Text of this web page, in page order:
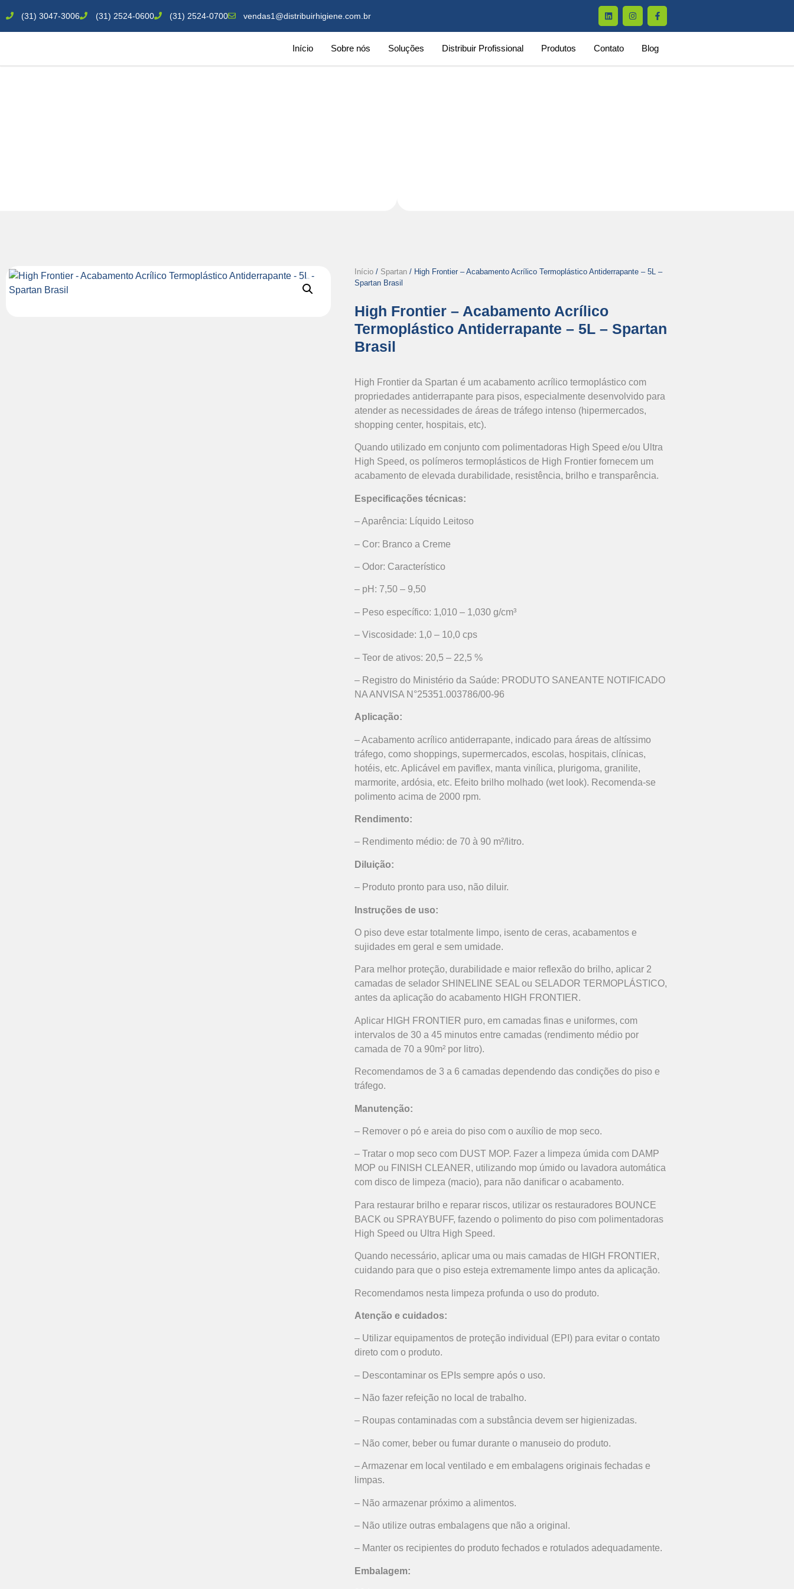
(31) 3047-3006 (31) 2524-0600 (31) 2524-0700 vendas1@distribuirhigiene.com.br
Início Sobre nós Soluções Distribuir Profissional Produtos Contato Blog
Início / Spartan / High Frontier – Acabamento Acrílico Termoplástico Antiderrapante – 5L –
Spartan Brasil
High Frontier – Acabamento Acrílico
Termoplástico Antiderrapante – 5L – Spartan
Brasil
High Frontier da Spartan é um acabamento acrílico termoplástico com
propriedades antiderrapante para pisos, especialmente desenvolvido para
atender as necessidades de áreas de tráfego intenso (hipermercados,
shopping center, hospitais, etc).
Quando utilizado em conjunto com polimentadoras High Speed e/ou Ultra
High Speed, os polímeros termoplásticos de High Frontier fornecem um
acabamento de elevada durabilidade, resistência, brilho e transparência.
Especificações técnicas:
– Aparência: Líquido Leitoso
– Cor: Branco a Creme
– Odor: Característico
– pH: 7,50 – 9,50
– Peso específico: 1,010 – 1,030 g/cm³
– Viscosidade: 1,0 – 10,0 cps
– Teor de ativos: 20,5 – 22,5 %
– Registro do Ministério da Saúde: PRODUTO SANEANTE NOTIFICADO
NA ANVISA N°25351.003786/00-96
Aplicação:
– Acabamento acrílico antiderrapante, indicado para áreas de altíssimo
tráfego, como shoppings, supermercados, escolas, hospitais, clínicas,
hotéis, etc. Aplicável em paviflex, manta vinílica, plurigoma, granilite,
marmorite, ardósia, etc. Efeito brilho molhado (wet look). Recomenda-se
polimento acima de 2000 rpm.
Rendimento:
– Rendimento médio: de 70 à 90 m²/litro.
Diluição:
– Produto pronto para uso, não diluir.
Instruções de uso:
O piso deve estar totalmente limpo, isento de ceras, acabamentos e
sujidades em geral e sem umidade.
Para melhor proteção, durabilidade e maior reflexão do brilho, aplicar 2
camadas de selador SHINELINE SEAL ou SELADOR TERMOPLÁSTICO,
antes da aplicação do acabamento HIGH FRONTIER.
Aplicar HIGH FRONTIER puro, em camadas finas e uniformes, com
intervalos de 30 a 45 minutos entre camadas (rendimento médio por
camada de 70 a 90m² por litro).
Recomendamos de 3 a 6 camadas dependendo das condições do piso e
tráfego.
Manutenção:
– Remover o pó e areia do piso com o auxílio de mop seco.
– Tratar o mop seco com DUST MOP. Fazer a limpeza úmida com DAMP
MOP ou FINISH CLEANER, utilizando mop úmido ou lavadora automática
com disco de limpeza (macio), para não danificar o acabamento.
Para restaurar brilho e reparar riscos, utilizar os restauradores BOUNCE
BACK ou SPRAYBUFF, fazendo o polimento do piso com polimentadoras
High Speed ou Ultra High Speed.
Quando necessário, aplicar uma ou mais camadas de HIGH FRONTIER,
cuidando para que o piso esteja extremamente limpo antes da aplicação.
Recomendamos nesta limpeza profunda o uso do produto.
Atenção e cuidados:
– Utilizar equipamentos de proteção individual (EPI) para evitar o contato
direto com o produto.
– Descontaminar os EPIs sempre após o uso.
– Não fazer refeição no local de trabalho.
– Roupas contaminadas com a substância devem ser higienizadas.
– Não comer, beber ou fumar durante o manuseio do produto.
– Armazenar em local ventilado e em embalagens originais fechadas e
limpas.
– Não armazenar próximo a alimentos.
– Não utilize outras embalagens que não a original.
– Manter os recipientes do produto fechados e rotulados adequadamente.
Embalagem: